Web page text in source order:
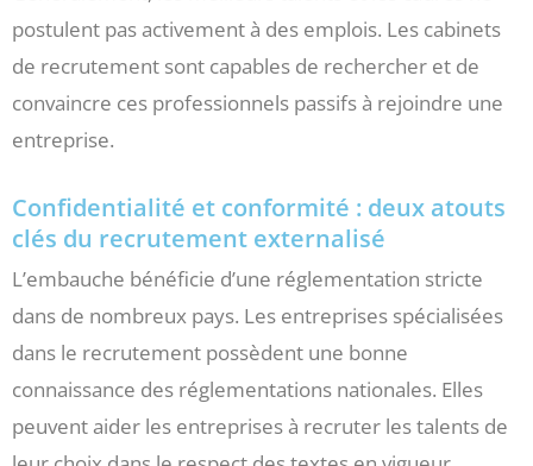
postulent pas activement à des emplois. Les cabinets
de recrutement sont capables de rechercher et de
convaincre ces professionnels passifs à rejoindre une
entreprise.
Confidentialité et conformité : deux atouts
clés du recrutement externalisé
L’embauche bénéficie d’une réglementation stricte
dans de nombreux pays. Les entreprises spécialisées
dans le recrutement possèdent une bonne
connaissance des réglementations nationales. Elles
peuvent aider les entreprises à recruter les talents de